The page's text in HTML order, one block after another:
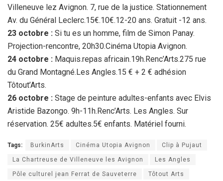
Villeneuve lez Avignon. 7, rue de la justice. Stationnement
Av. du Général Leclerc.15€.10€.12-20 ans. Gratuit -12 ans.
23 octobre : Si tu es un homme, film de Simon Panay.
Projection-rencontre, 20h30.Cinéma Utopia Avignon.
24 octobre : Maquis.repas africain.19h.Renc’Arts.275 rue
du Grand Montagné.Les Angles.15 € + 2 € adhésion
Tôtout’Arts.
26 octobre : Stage de peinture adultes-enfants avec Elvis
Aristide Bazongo. 9h-11h.Renc’Arts. Les Angles. Sur
réservation. 25€ adultes.5€ enfants. Matériel fourni.
Tags: BurkinArts Cinéma Utopia Avignon Clip à Pujaut
La Chartreuse de Villeneuve les Avignon Les Angles
Pôle culturel jean Ferrat de Sauveterre Tôtout Arts